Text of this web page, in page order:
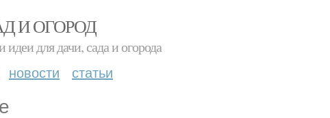
И ОГОРОД
для дачи, сада и огорода
новости статьи